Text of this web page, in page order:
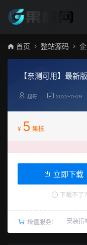
首页 整站源码
【亲测可用】最新
超哥 2022-11-29
¥ 5 果核
立即下载
下载不了
增值服务： 安装指